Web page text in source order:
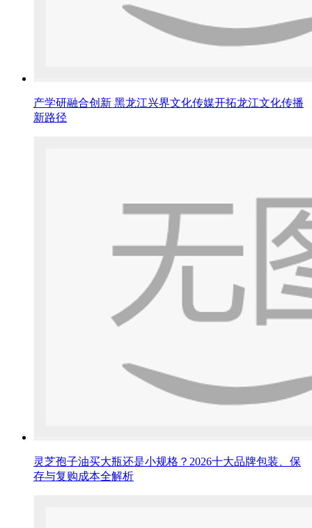
产学研融合创新 黑龙江兴界文化传媒开拓龙江文化传播
新路径
灵芝孢子油买大瓶还是小规格？2026十大品牌包装、保
存与复购成本全解析